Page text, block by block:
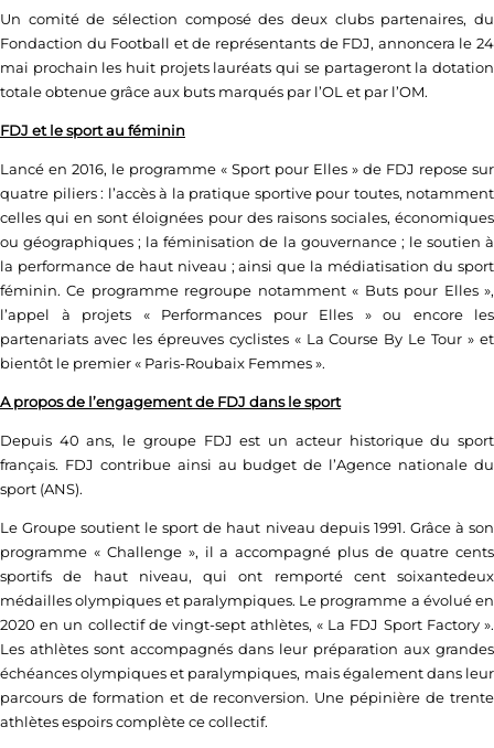
Un comité de sélection composé des deux clubs partenaires, du
Fondaction du Football et de représentants de FDJ, annoncera le 24
mai prochain les huit projets lauréats qui se partageront la dotation
totale obtenue grâce aux buts marqués par l’OL et par l’OM.
FDJ et le sport au féminin
Lancé en 2016, le programme « Sport pour Elles » de FDJ repose sur
quatre piliers : l’accès à la pratique sportive pour toutes, notamment
celles qui en sont éloignées pour des raisons sociales, économiques
ou géographiques ; la féminisation de la gouvernance ; le soutien à
la performance de haut niveau ; ainsi que la médiatisation du sport
féminin. Ce programme regroupe notamment « Buts pour Elles »,
l’appel à projets « Performances pour Elles » ou encore les
partenariats avec les épreuves cyclistes « La Course By Le Tour » et
bientôt le premier « Paris-Roubaix Femmes ».
A propos de l’engagement de FDJ dans le sport
Depuis 40 ans, le groupe FDJ est un acteur historique du sport
français. FDJ contribue ainsi au budget de l’Agence nationale du
sport (ANS).
Le Groupe soutient le sport de haut niveau depuis 1991. Grâce à son
programme « Challenge », il a accompagné plus de quatre cents
sportifs de haut niveau, qui ont remporté cent soixantedeux
médailles olympiques et paralympiques. Le programme a évolué en
2020 en un collectif de vingt-sept athlètes, « La FDJ Sport Factory ».
Les athlètes sont accompagnés dans leur préparation aux grandes
échéances olympiques et paralympiques, mais également dans leur
parcours de formation et de reconversion. Une pépinière de trente
athlètes espoirs complète ce collectif.